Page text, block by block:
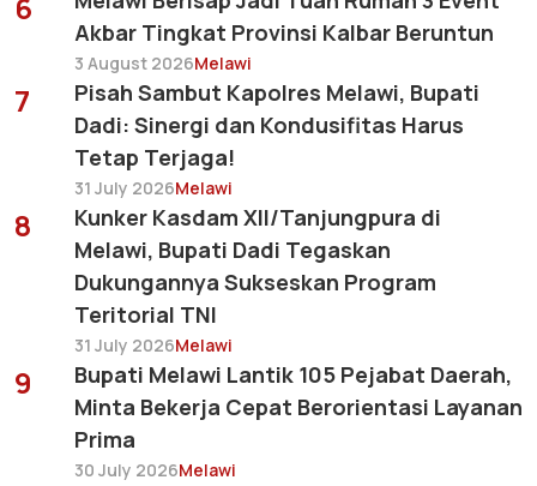
6
Akbar Tingkat Provinsi Kalbar Beruntun
3 August 2026Melawi
7
Pisah Sambut Kapolres Melawi, Bupati
Dadi: Sinergi dan Kondusifitas Harus
Tetap Terjaga!
31 July 2026Melawi
8
Kunker Kasdam XII/Tanjungpura di
Melawi, Bupati Dadi Tegaskan
Dukungannya Sukseskan Program
Teritorial TNI
31 July 2026Melawi
9
Bupati Melawi Lantik 105 Pejabat Daerah,
Minta Bekerja Cepat Berorientasi Layanan
Prima
30 July 2026Melawi